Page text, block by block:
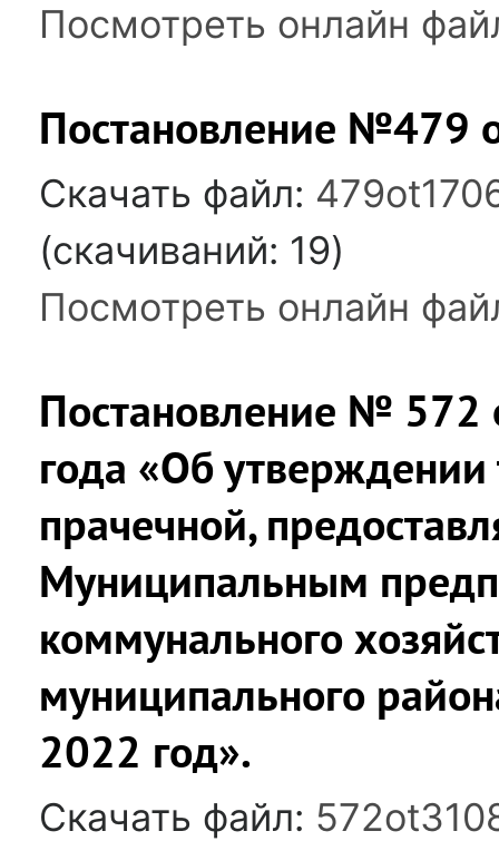
Посмотреть онлайн
Постановление №479
Скачать файл:
(cкачиваний: 19)
Посмотреть онлайн
Постановление № 572
года «Об утверждении
прачечной,
Муниципальным
коммунального
муниципального
2022 год».
Скачать файл: